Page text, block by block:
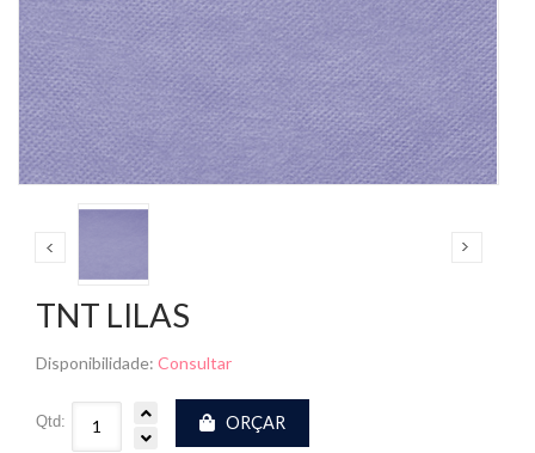
TNT LILAS
Disponibilidade: Consultar
Qtd: ORÇAR